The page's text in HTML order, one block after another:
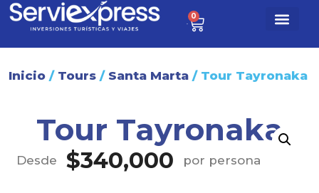
0
Inicio / Tours / Santa Marta / Tour Tayronaka
Tour Tayronaka
Desde $340,000 por persona